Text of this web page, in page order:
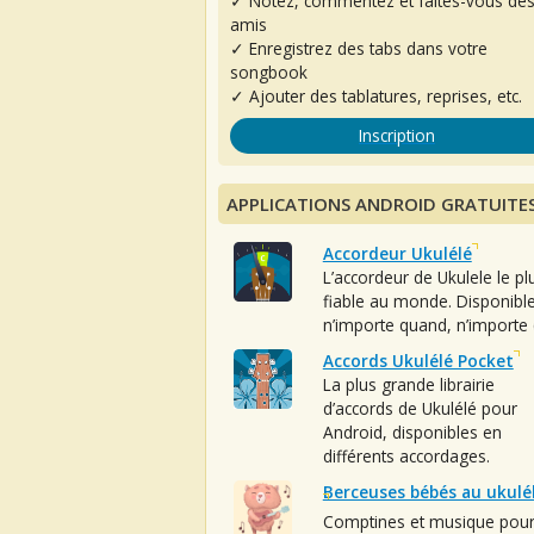
amis
✓ Enregistrez des tabs dans votre
songbook
✓ Ajouter des tablatures, reprises, etc.
Inscription
APPLICATIONS ANDROID
Accordeur Ukulélé
L’accordeur de Ukulele le
fiable au monde. Disponible
n’importe quand, n’importe
Accords Ukulélé Pocket
La plus grande librairie
d’accords de Ukulélé pour
Android, disponibles en
différents accordages.
Berceuses bébés au
Comptines et musique pour